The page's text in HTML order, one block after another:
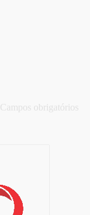
Campos obrigatórios